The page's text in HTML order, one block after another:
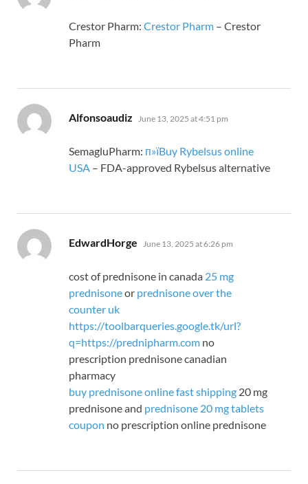
Crestor Pharm: Crestor Pharm – Crestor
Pharm
Alfonsoaudiz says:
June 13, 2025 at 4:51 pm
SemagluPharm: п»їBuy Rybelsus online
USA – FDA-approved Rybelsus alternative
EdwardHorge says:
June 13, 2025 at 6:26 pm
cost of prednisone in canada 25 mg
prednisoneor prednisone over the
counter uk
https://toolbarqueries.google.tk/url?
q=https://prednipharm.com no
prescription prednisone canadian
pharmacy
buy prednisone online fast shipping 20 mg
prednisone and prednisone 20 mg tablets
coupon no prescription online prednisone